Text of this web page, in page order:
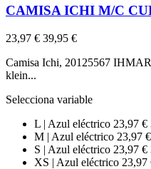
CAMISA ICHI M/C
23,97 € 39,95 €
Camisa Ichi, 20125567
klein...
Selecciona variable
L | Azul eléctrico 23,97 €
M | Azul eléctrico 23,97 €
S | Azul eléctrico 23,97 €
XS | Azul eléctrico 23,97